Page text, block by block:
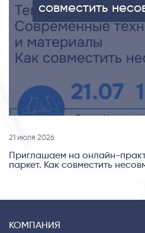
совместить
21 июля 2026
Приглашаем на онлайн-
паркет. Как совместить
КОМПАНИЯ